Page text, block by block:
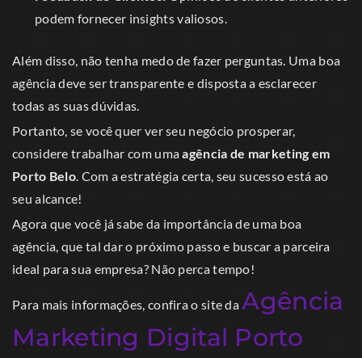
podem fornecer insights valiosos.
Além disso, não tenha medo de fazer perguntas. Uma boa
agência deve ser transparente e disposta a esclarecer
todas as suas dúvidas.
Portanto, se você quer ver seu negócio prosperar,
considere trabalhar com umaagência de marketing em
Porto Belo. Com a estratégia certa, seu sucesso está ao
seu alcance!
Agora que você já sabe da importância de uma boa
agência, que tal dar o próximo passo e buscar a parceira
ideal para sua empresa? Não perca tempo!
Para mais informações, confira o site daAgência
Marketing Digital Porto